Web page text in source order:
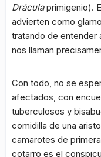
Dráculaprimigenio).
advierten como
tratando de entender
nos llaman
Con todo, no se
afectados, con
tuberculosos y
comidilla de una
camarotes de
cotarro es el